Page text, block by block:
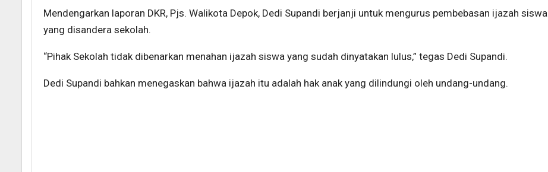
Mendengarkan laporan DKR, Pjs. Walikota Depok, Dedi Supandi berjanji untuk mengurus pembebasan ijazah siswa
yang disandera sekolah.
“Pihak Sekolah tidak dibenarkan menahan ijazah siswa yang sudah dinyatakan lulus,” tegas Dedi Supandi.
Dedi Supandi bahkan menegaskan bahwa ijazah itu adalah hak anak yang dilindungi oleh undang-undang.